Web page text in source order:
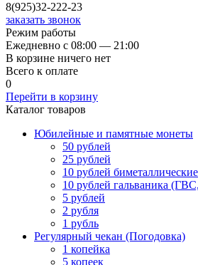
8(925)32-222-23
заказать звонок
Режим работы
Ежедневно с 08:00 — 21:00
В корзине ничего нет
Всего к оплате
0
Перейти в корзину
Каталог товаров
Юбилейные и памятные монеты
50 рублей
25 рублей
10 рублей
10 рублей гальваника
5 рублей
2 рубля
1 рубль
Регулярный чекан (Погодовка)
1 копейка
5 копеек